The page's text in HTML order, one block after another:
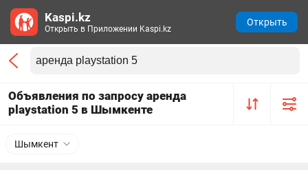
Объявления по запросу аренда
playstation 5 в Шымкенте
Шымкент
Kaspi.kz
Открыть в Приложении Kaspi.kz
Открыть